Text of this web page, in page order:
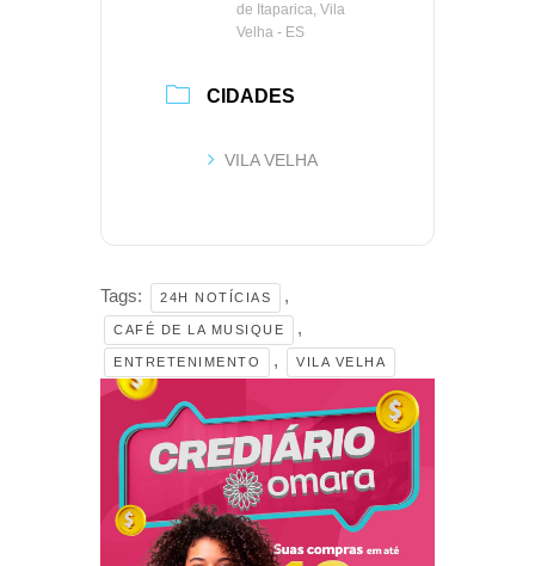
de Itaparica, Vila
Velha - ES
CIDADES
VILA VELHA
Tags: 24H NOTÍCIAS ,
CAFÉ DE LA MUSIQUE ,
ENTRETENIMENTO , VILA VELHA